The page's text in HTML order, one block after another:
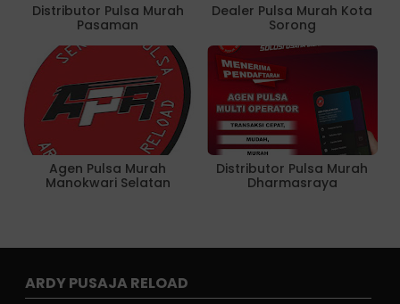
Distributor Pulsa Murah
Pasaman
Dealer Pulsa Murah Kota
Sorong
Agen Pulsa Murah
Manokwari Selatan
Distributor Pulsa Murah
Dharmasraya
ARDY PUSAJA RELOAD